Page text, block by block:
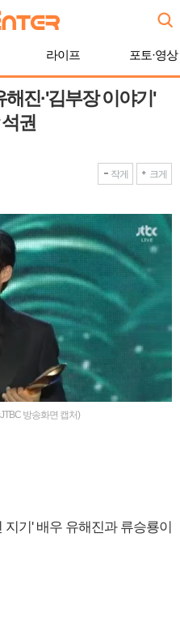
라이프 포토·영상
진·'김부장 이야기'
권
작게 크게
방송화면 캡처)
기' 배우 유해진과 류승룡이